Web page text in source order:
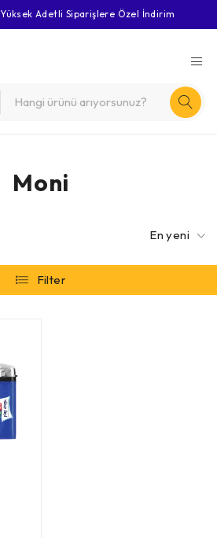
Yüksek Adetli Siparişlere Özel İndirim
Moni
En yeni
Filter